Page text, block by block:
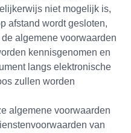
niet mogelijk is,
afstand wordt gesloten,
algemene voorwaarden
kennisgenomen en
langs elektronische
zullen worden
algemene voorwaarden
van